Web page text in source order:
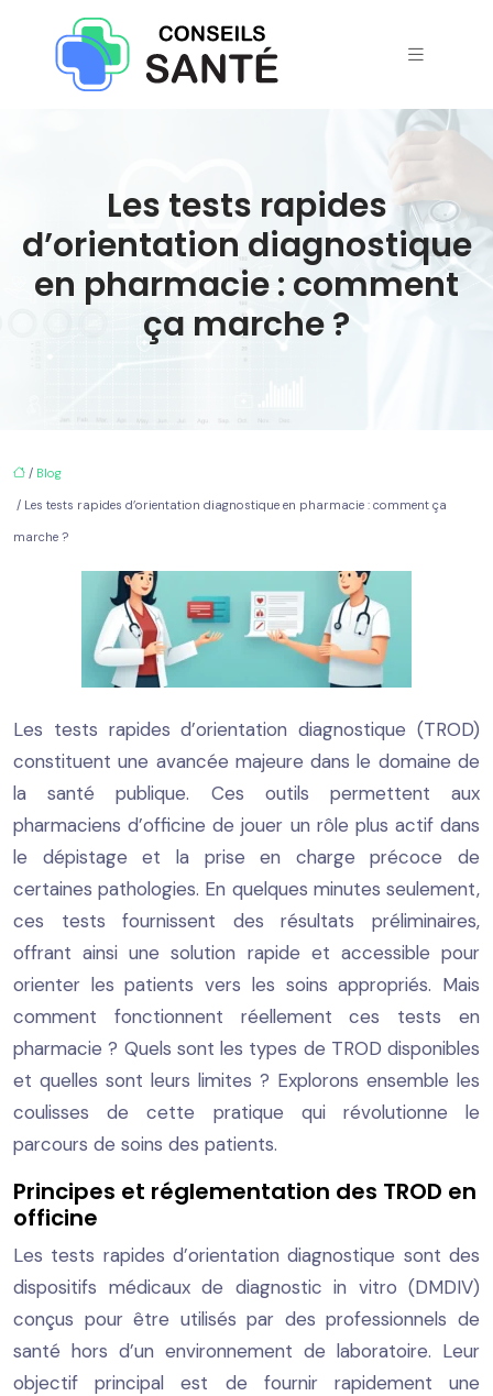
Les tests rapides
d’orientation diagnostique
en pharmacie : comment
ça marche ?
/ Blog
/ Les tests rapides d’orientation diagnostique en pharmacie : comment ça
marche ?
Les tests rapides d’orientation diagnostique (TROD)
constituent une avancée majeure dans le domaine de
la santé publique. Ces outils permettent aux
pharmaciens d’officine de jouer un rôle plus actif dans
le dépistage et la prise en charge précoce de
certaines pathologies. En quelques minutes seulement,
ces tests fournissent des résultats préliminaires,
offrant ainsi une solution rapide et accessible pour
orienter les patients vers les soins appropriés. Mais
comment fonctionnent réellement ces tests en
pharmacie ? Quels sont les types de TROD disponibles
et quelles sont leurs limites ? Explorons ensemble les
coulisses de cette pratique qui révolutionne le
parcours de soins des patients.
Principes et réglementation des TROD en
officine
Les tests rapides d’orientation diagnostique sont des
dispositifs médicaux de diagnostic in vitro (DMDIV)
conçus pour être utilisés par des professionnels de
santé hors d’un environnement de laboratoire. Leur
objectif principal est de fournir rapidement une